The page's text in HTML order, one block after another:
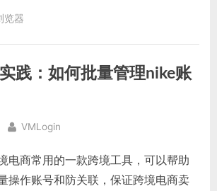
览器
践：如何批量管理nike账
By
VMLogin
电商常用的一款跨境工具，可以帮助
操作账号和防关联，保证跨境电商卖